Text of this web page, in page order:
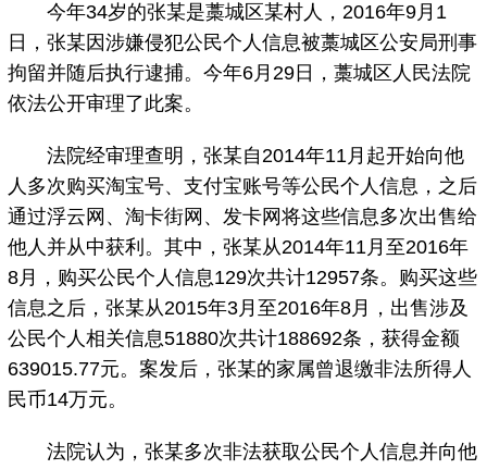
今年34岁的张某是藁城区某村人，2016年9月1
日，张某因涉嫌侵犯公民个人信息被藁城区公安局刑事
拘留并随后执行逮捕。今年6月29日，藁城区人民法院
依法公开审理了此案。
法院经审理查明，张某自2014年11月起开始向他
人多次购买淘宝号、支付宝账号等公民个人信息，之后
通过浮云网、淘卡街网、发卡网将这些信息多次出售给
他人并从中获利。其中，张某从2014年11月至2016年
8月，购买公民个人信息129次共计12957条。购买这些
信息之后，张某从2015年3月至2016年8月，出售涉及
公民个人相关信息51880次共计188692条，获得金额
639015.77元。案发后，张某的家属曾退缴非法所得人
民币14万元。
法院认为，张某多次非法获取公民个人信息并向他